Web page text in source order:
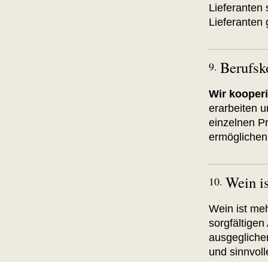
Lieferanten
Lieferanten
9.
Wir
erarbeiten
einzelnen
10. Wein
Wein ist
sorgfältigen
und